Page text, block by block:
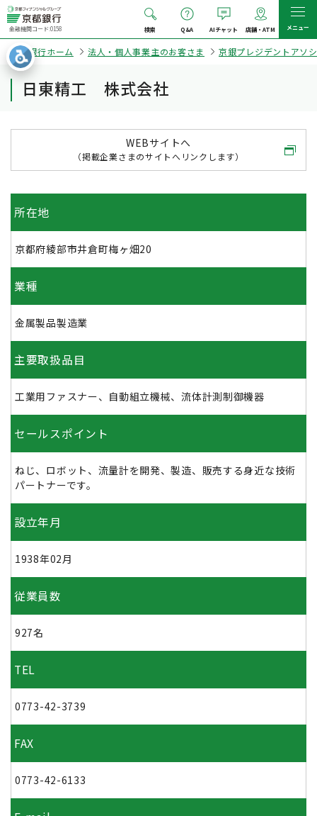
金融機関コード:0158 検索 Q&A AIチャット 店舗・ATM メニュー
京都銀行ホーム 法人・個人事業主のお客さま 京銀プレジデントアソ
日東精工 株式会社
WEBサイトへ
（掲載企業さまのサイトへリンクします）
所在地
京都府綾部市井倉町梅ヶ畑20
業種
金属製品製造業
主要取扱品目
工業用ファスナー、自動組立機械、流体計測制御機器
セールスポイント
ねじ、ロボット、流量計を開発、製造、販売する身近な技術
パートナーです。
設立年月
1938年02月
従業員数
927名
TEL
0773-42-3739
FAX
0773-42-6133